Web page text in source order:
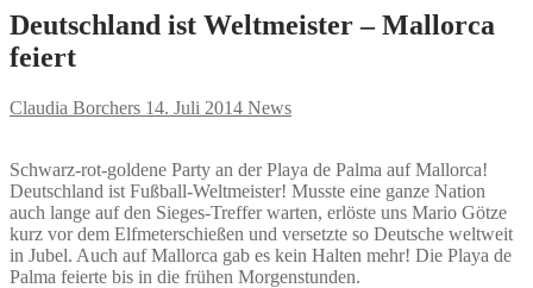
Deutschland ist Weltmeister – Mallorca
feiert
Claudia Borchers 14. Juli 2014 News
Schwarz-rot-goldene Party an der Playa de Palma auf Mallorca!
Deutschland ist Fußball-Weltmeister! Musste eine ganze Nation
auch lange auf den Sieges-Treffer warten, erlöste uns Mario Götze
kurz vor dem Elfmeterschießen und versetzte so Deutsche weltweit
in Jubel. Auch auf Mallorca gab es kein Halten mehr! Die Playa de
Palma feierte bis in die frühen Morgenstunden.